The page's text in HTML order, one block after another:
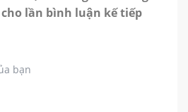
lần bình luận kế tiếp